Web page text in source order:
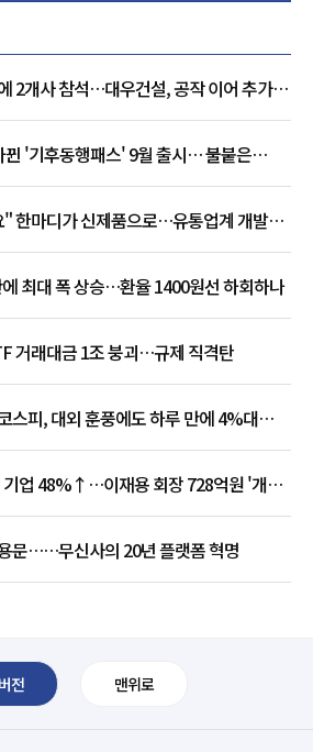
2개사 참석…대우건설, 공작 이어 추가
뀐 '기후동행패스' 9월 출시… 불붙은
한마디가 신제품으로…유통업계 개발실
최대 폭 상승…환율 1400원선 하회하나
거래대금 1조 붕괴…규제 직격탄
스피, 대외 훈풍에도 하루 만에 4%대
기업 48%↑…이재용 회장 728억원 '개인
문……무신사의 20년 플랫폼 혁명
전 맨위로